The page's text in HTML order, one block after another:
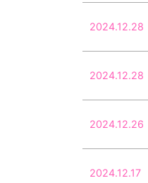
2024.12.28
2024.12.28
2024.12.26
2024.12.17